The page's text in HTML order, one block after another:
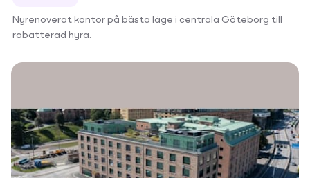
Nyrenoverat kontor på bästa läge i centrala Göteborg till
rabatterad hyra.